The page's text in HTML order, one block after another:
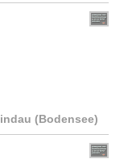
(Bodensee)